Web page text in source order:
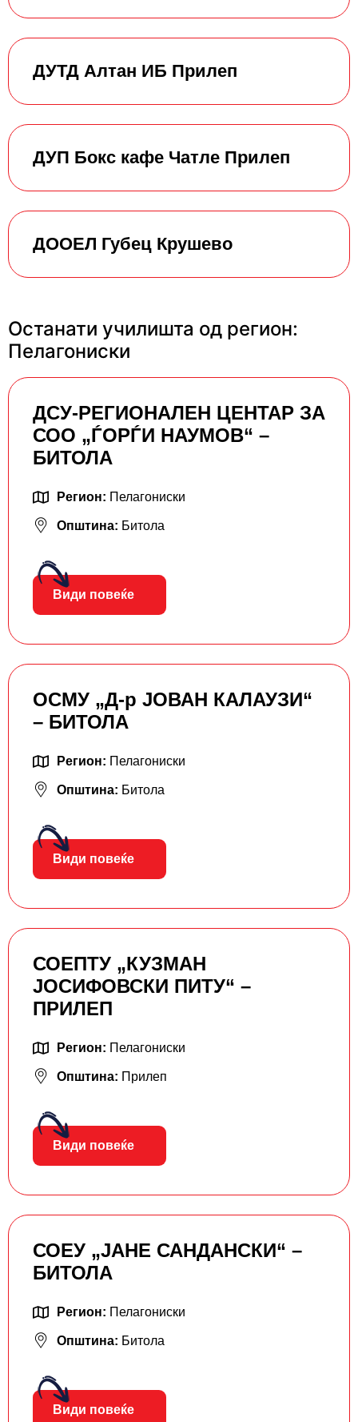
ДУТД Алтан ИБ Прилеп
ДУП Бокс кафе Чатле Прилеп
ДООЕЛ Губец Крушево
Останати училишта од регион:
Пелагониски
ДСУ-РЕГИОНАЛЕН ЦЕНТАР ЗА
СОО „ЃОРЃИ НАУМОВ“ –
БИТОЛА
Регион: Пелагониски
Општина: Битола
Види повеќе
ОСМУ „Д-р ЈОВАН КАЛАУЗИ“
– БИТОЛА
Регион: Пелагониски
Општина: Битола
Види повеќе
СОЕПТУ „КУЗМАН
ЈОСИФОВСКИ ПИТУ“ –
ПРИЛЕП
Регион: Пелагониски
Општина: Прилеп
Види повеќе
СОЕУ „ЈАНЕ САНДАНСКИ“ –
БИТОЛА
Регион: Пелагониски
Општина: Битола
Види повеќе